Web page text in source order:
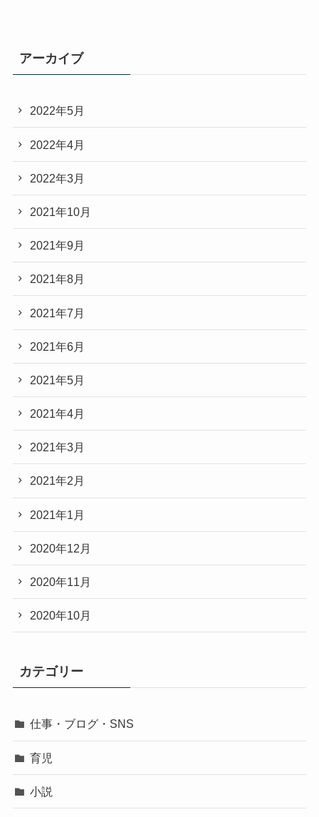
アーカイブ
2022年5月
2022年4月
2022年3月
2021年10月
2021年9月
2021年8月
2021年7月
2021年6月
2021年5月
2021年4月
2021年3月
2021年2月
2021年1月
2020年12月
2020年11月
2020年10月
カテゴリー
仕事・ブログ・SNS
育児
小説